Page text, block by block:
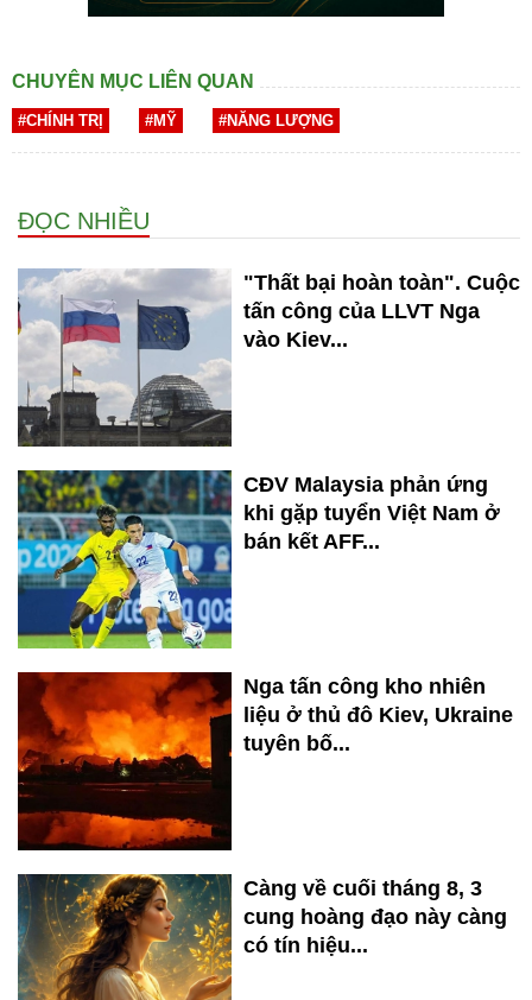
CHUYÊN MỤC LIÊN QUAN
#CHÍNH TRỊ #MỸ #NĂNG LƯỢNG
ĐỌC NHIỀU
"Thất bại hoàn toàn". Cuộc
tấn công của LLVT Nga
vào Kiev...
CĐV Malaysia phản ứng
khi gặp tuyển Việt Nam ở
bán kết AFF...
Nga tấn công kho nhiên
liệu ở thủ đô Kiev, Ukraine
tuyên bố...
Càng về cuối tháng 8, 3
cung hoàng đạo này càng
có tín hiệu...